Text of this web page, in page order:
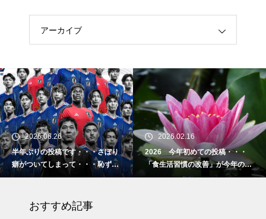
ているスキンケア製品・・・幹
細胞コスメ ③
土用の丑の日・・・余計なこと
を言ってすみませんでした。大
人気なかったですね・・・
半年ぶりの投稿です・・・さぼ
アーカイブ
2026.06.26
半年ぶりの投稿です・・・さぼり
癖がついてしまって・・・恥ずか
しぃ～ (〃ﾉωﾉ)
2026.02.16
2026 今年初めての投稿・・・
「食生活習慣の改善」が今年のテ
ーマです。
おすすめ記事